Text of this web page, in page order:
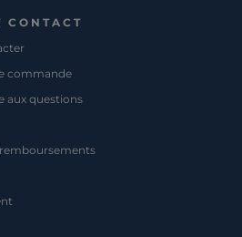
CONTACT
commande
aux questions